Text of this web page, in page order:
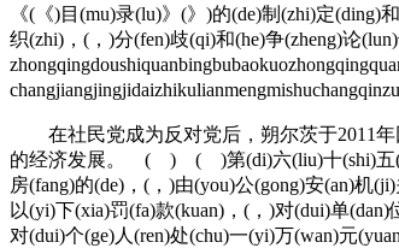
《(《)目(mu)录(lu)》(》)的(de)制(zhi)定(ding)
织(zhi)，(，)分(fen)歧(qi)和(he)争(zheng)论
在社民党成为反对党后，朔尔茨于2011年
的经济发展。 ( ) ( )第(di)六(liu)十(shi)五(wu)
房(fang)的(de)，(，)由(you)公(gong)安(an)机
以(yi)下(xia)罚(fa)款(kuan)，(，)对(dui)单
对(dui)个(ge)人(ren)处(chu)一(yi)万(wan)元